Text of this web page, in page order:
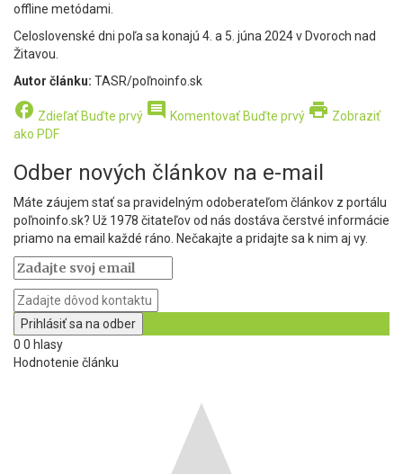
offline metódami.
Celoslovenské dni poľa sa konajú 4. a 5. júna 2024 v Dvoroch nad
Žitavou.
Autor článku: TASR/poľnoinfo.sk
facebook Zdieľať Buďte prvý comment Komentovať Buďte prvý print Zobraziť
ako PDF
Odber nových článkov na e-mail
Máte záujem stať sa pravidelným odoberateľom článkov z portálu
poľnoinfo.sk? Už 1978 čitateľov od nás dostáva čerstvé informácie
priamo na email každé ráno. Nečakajte a pridajte sa k nim aj vy.
0 0 hlasy
Hodnotenie článku